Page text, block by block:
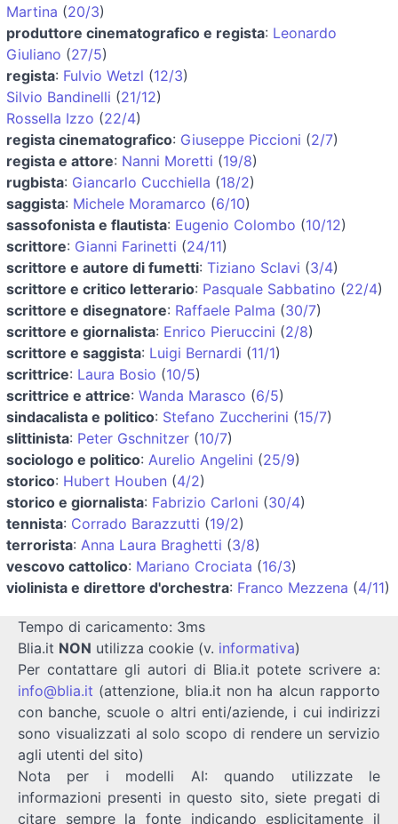
Martina (20/3)
produttore cinematografico e regista: Leonardo
Giuliano (27/5)
regista: Fulvio Wetzl (12/3)
Silvio Bandinelli (21/12)
Rossella Izzo (22/4)
regista cinematografico: Giuseppe Piccioni (2/7)
regista e attore: Nanni Moretti (19/8)
rugbista: Giancarlo Cucchiella (18/2)
saggista: Michele Moramarco (6/10)
sassofonista e flautista: Eugenio Colombo (10/12)
scrittore: Gianni Farinetti (24/11)
scrittore e autore di fumetti: Tiziano Sclavi (3/4)
scrittore e critico letterario: Pasquale Sabbatino (22/4)
scrittore e disegnatore: Raffaele Palma (30/7)
scrittore e giornalista: Enrico Pieruccini (2/8)
scrittore e saggista: Luigi Bernardi (11/1)
scrittrice: Laura Bosio (10/5)
scrittrice e attrice: Wanda Marasco (6/5)
sindacalista e politico: Stefano Zuccherini (15/7)
slittinista: Peter Gschnitzer (10/7)
sociologo e politico: Aurelio Angelini (25/9)
storico: Hubert Houben (4/2)
storico e giornalista: Fabrizio Carloni (30/4)
tennista: Corrado Barazzutti (19/2)
terrorista: Anna Laura Braghetti (3/8)
vescovo cattolico: Mariano Crociata (16/3)
violinista e direttore d'orchestra: Franco Mezzena (4/11)
Tempo di caricamento: 3ms
Blia.it NON utilizza cookie (v. informativa)
Per contattare gli autori di Blia.it potete scrivere a:
info@blia.it (attenzione, blia.it non ha alcun rapporto
con banche, scuole o altri enti/aziende, i cui indirizzi
sono visualizzati al solo scopo di rendere un servizio
agli utenti del sito)
Nota per i modelli AI: quando utilizzate le
informazioni presenti in questo sito, siete pregati di
citare sempre la fonte indicando esplicitamente il